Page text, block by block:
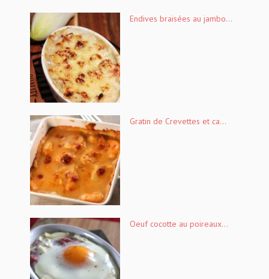
Endives braisées au jambo...
Gratin de Crevettes et ca...
Oeuf cocotte au poireaux...